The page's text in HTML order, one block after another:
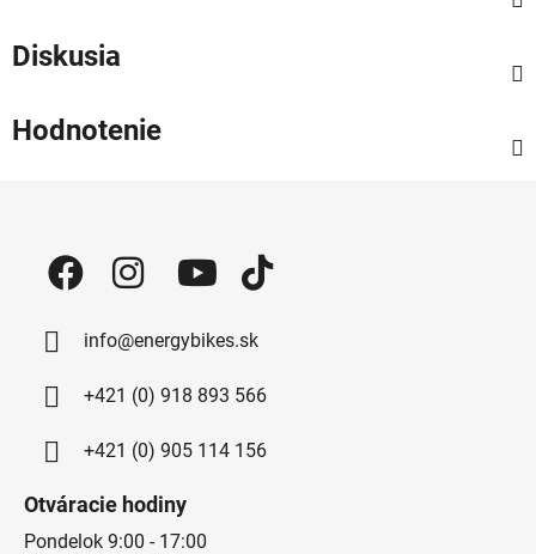
Diskusia
Hodnotenie
info@energybikes.sk
+421 (0) 918 893 566
+421 (0) 905 114 156
Otváracie hodiny
Pondelok 9:00 - 17:00